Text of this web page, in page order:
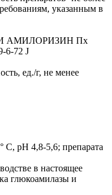
указанным в
АМИЛОРИЗИН Пх
6-72 J
ед./г, не менее
С, рН 4,8-5,6; препарата
в настоящее
глюкоамилазы и